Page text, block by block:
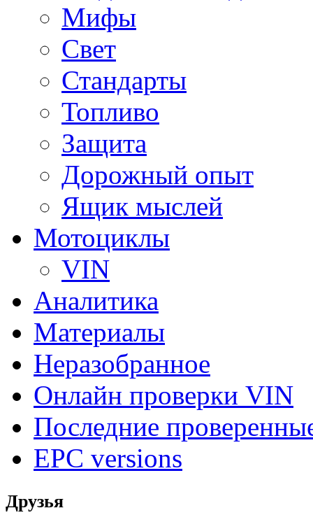
Мифы
Свет
Стандарты
Топливо
Защита
Дорожный опыт
Ящик мыслей
Мотоциклы
VIN
Аналитика
Материалы
Неразобранное
Онлайн проверки VIN
Последние
EPC versions
Друзья